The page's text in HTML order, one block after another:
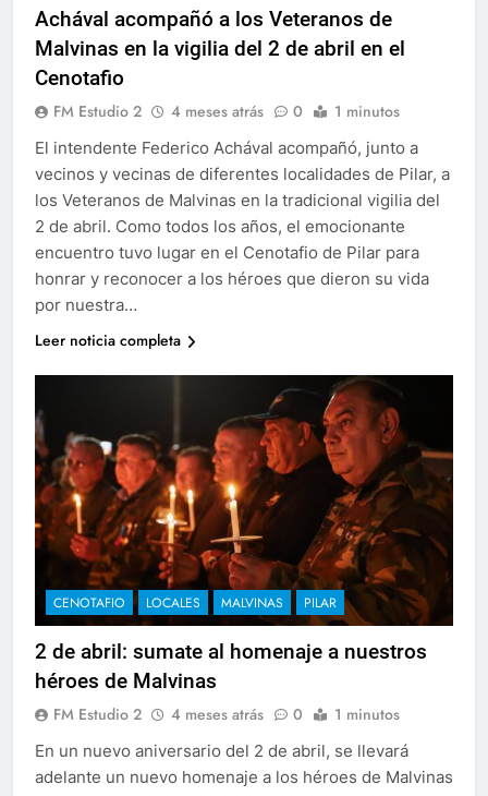
Achával acompañó a los Veteranos de
Malvinas en la vigilia del 2 de abril en el
Cenotafio
FM Estudio 2 4 meses atrás 0 1 minutos
El intendente Federico Achával acompañó, junto a
vecinos y vecinas de diferentes localidades de Pilar, a
los Veteranos de Malvinas en la tradicional vigilia del
2 de abril. Como todos los años, el emocionante
encuentro tuvo lugar en el Cenotafio de Pilar para
honrar y reconocer a los héroes que dieron su vida
por nuestra…
Leer noticia completa
CENOTAFIO LOCALES MALVINAS PILAR
2 de abril: sumate al homenaje a nuestros
héroes de Malvinas
FM Estudio 2 4 meses atrás 0 1 minutos
En un nuevo aniversario del 2 de abril, se llevará
adelante un nuevo homenaje a los héroes de Malvinas